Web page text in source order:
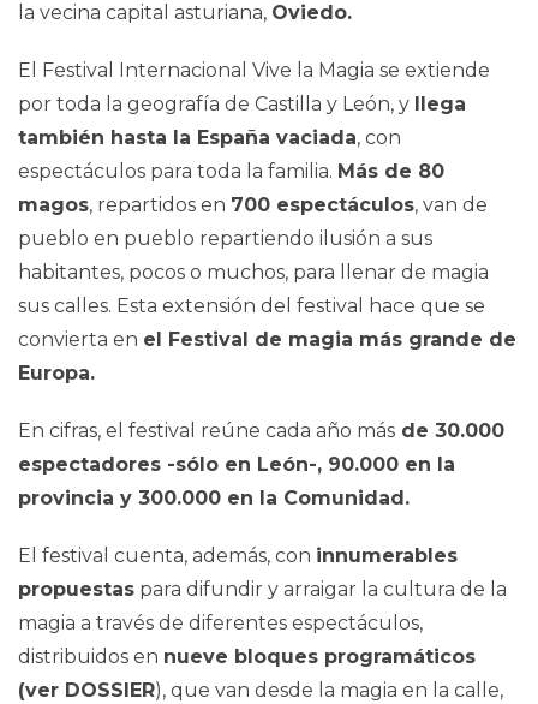
la vecina capital asturiana, Oviedo.
El Festival Internacional Vive la Magia se extiende
por toda la geografía de Castilla y León, y
llega
también hasta la España vaciada, con
espectáculos para toda la familia. Más de 80
magos, repartidos en 700 espectáculos, van de
pueblo en pueblo repartiendo ilusión a sus
habitantes, pocos o muchos, para llenar de magia
sus calles. Esta extensión del festival hace que se
convierta en el Festival de magia más grande de
Europa.
En cifras, el festival reúne cada año más de 30.000
espectadores -sólo en León-, 90.000 en la
provincia y 300.000 en la Comunidad.
El festival cuenta, además, con innumerables
propuestas para difundir y arraigar la cultura de la
magia a través de diferentes espectáculos,
distribuidos en nueve bloques programáticos
(ver DOSSIER), que van desde la magia en la calle,